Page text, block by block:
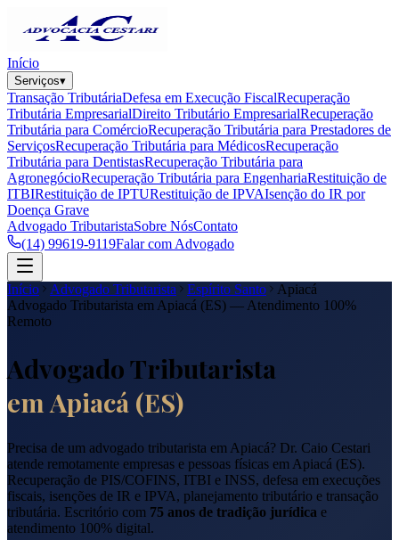
Início
Serviços▾
Transação TributáriaDefesa em Execução FiscalRecuperação
Tributária EmpresarialDireito Tributário EmpresarialRecuperação
Tributária para ComércioRecuperação Tributária para Prestadores de
ServiçosRecuperação Tributária para MédicosRecuperação
Tributária para DentistasRecuperação Tributária para
AgronegócioRecuperação Tributária para EngenhariaRestituição de
ITBIRestituição de IPTURestituição de IPVAIsenção do IR por
Doença Grave
Advogado TributaristaSobre NósContato
(14) 99619-9119Falar com Advogado
Início Advogado Tributarista Espírito Santo
Apiacá
Advogado Tributarista em Apiacá (ES) — Atendimento 100%
Remoto
Advogado Tributarista
em Apiacá (ES)
Precisa de um advogado tributarista em Apiacá? Dr. Caio Cestari
atende remotamente empresas e pessoas físicas em Apiacá (ES).
Recuperação de PIS/COFINS, ITBI e INSS, defesa em execuções
fiscais, isenções de IR e IPVA, planejamento tributário e transação
tributária. Escritório com 75 anos de tradição jurídica e
atendimento 100% digital.